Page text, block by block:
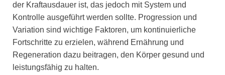
der Kraftausdauer ist, das jedoch mit System und
Kontrolle ausgeführt werden sollte. Progression und
Variation sind wichtige Faktoren, um kontinuierliche
Fortschritte zu erzielen, während Ernährung und
Regeneration dazu beitragen, den Körper gesund und
leistungsfähig zu halten.